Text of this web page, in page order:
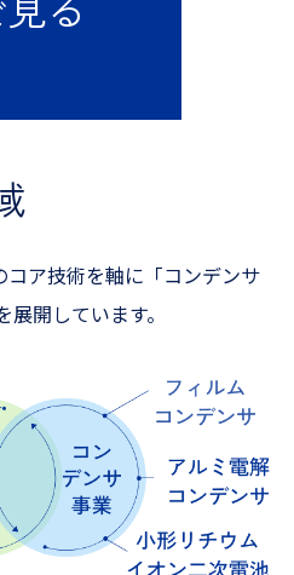
ア技術を軸に「コンデンサ
開しています。